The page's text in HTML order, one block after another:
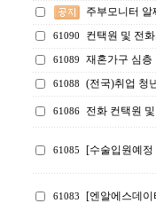
주부모니터 알
61090 컨택원 및 전
61089 재혼가구 심층
61088 (전국)취업 청
61086 전화 컨택원 및
61085 [수술입원예
61083 [엔알에스데